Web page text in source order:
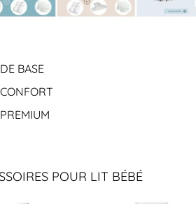
BASE
POUR LIT BÉBÉ